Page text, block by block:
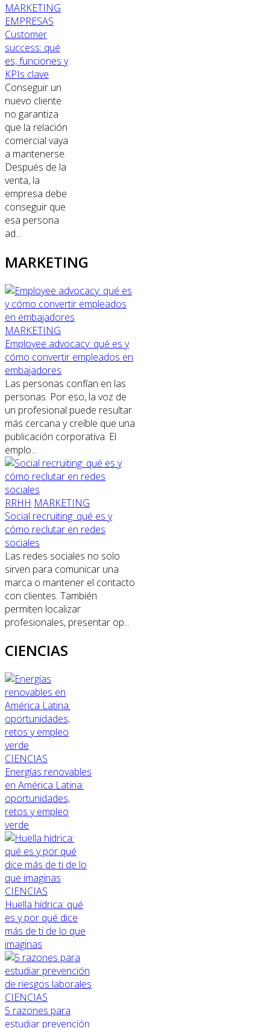
MARKETING
EMPRESAS
Customer
success: qué
es, funciones y
KPIs clave
Conseguir un
nuevo cliente
no garantiza
que la relación
comercial vaya
a mantenerse.
Después de la
venta, la
empresa debe
conseguir que
esa persona
ad...
MARKETING
MARKETING
Employee advocacy: qué es y
cómo convertir empleados en
embajadores
Las personas confían en las
personas. Por eso, la voz de
un profesional puede resultar
más cercana y creíble que una
publicación corporativa. El
emplo...
RRHH MARKETING
Social recruiting: qué es y
cómo reclutar en redes
sociales
Las redes sociales no solo
sirven para comunicar una
marca o mantener el contacto
con clientes. También
permiten localizar
profesionales, presentar op...
CIENCIAS
CIENCIAS
Energías renovables
en América Latina:
oportunidades,
retos y empleo
verde
CIENCIAS
Huella hídrica: qué
es y por qué dice
más de ti de lo que
imaginas
CIENCIAS
5 razones para
estudiar prevención